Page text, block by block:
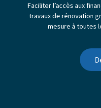
Faciliter l’accès aux
travaux de rénovation
mesure à toutes